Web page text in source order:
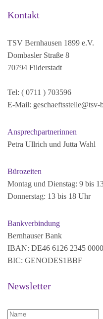
Kontakt
TSV Bernhausen 1899 e.V.
Dombasler Straße 8
70794 Filderstadt
Tel: ( 0711 ) 703596
E-Mail: geschaeftsstelle@tsv-
Ansprechpartnerinnen
Petra Ullrich und Jutta Wahl
Bürozeiten
Montag und Dienstag: 9 bis
Donnerstag: 13 bis 18 Uhr
Bankverbindung
Bernhauser Bank
IBAN: DE46 6126 2345
BIC: GENODES1BBF
Newsletter